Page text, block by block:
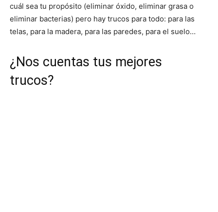
cuál sea tu propósito (eliminar óxido, eliminar grasa o
eliminar bacterias) pero hay trucos para todo: para las
telas, para la madera, para las paredes, para el suelo…
¿Nos cuentas tus mejores
trucos?